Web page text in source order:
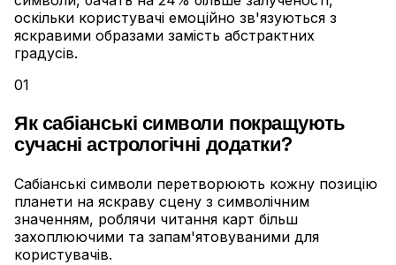
оскільки користувачі емоційно зв'язуються з
яскравими образами замість абстрактних
градусів.
01
Як сабіанські символи покращують
сучасні астрологічні додатки?
Сабіанські символи перетворюють кожну позицію
планети на яскраву сцену з символічним
значенням, роблячи читання карт більш
захоплюючими та запам'ятовуваними для
користувачів.